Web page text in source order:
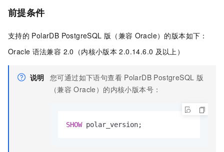
前提条件
支持的 PolarDB PostgreSQL 版（兼容 Oracle） 的版本如下：
Oracle 语法兼容 2.0 （内核小版本 2.0.14.6.0 及以上）
说明 您可通过如下语句查看 PolarDB PostgreSQL 版
（兼容 Oracle） 的内核小版本号：
SHOW polar_version;